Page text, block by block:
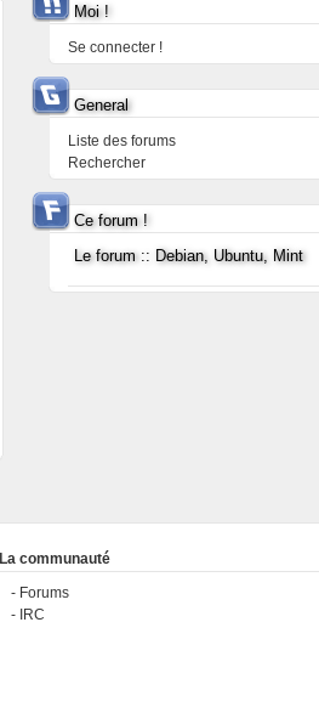
Moi !
Se connecter !
General
Liste des forums
Rechercher
Ce forum !
Le forum :: Debian, Ubuntu, Mint
La communauté
Forums
IRC